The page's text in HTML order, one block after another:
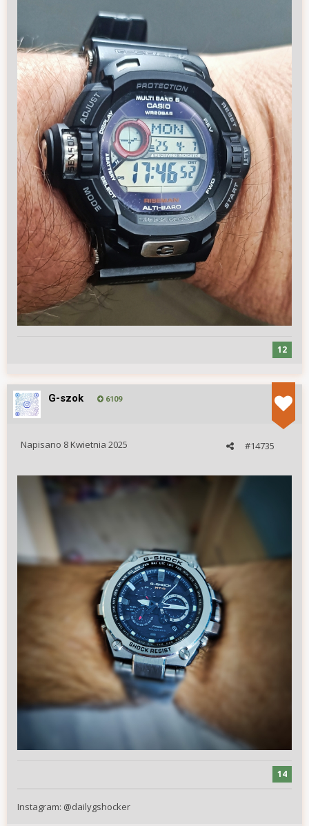
12
G-szok 6109
#14735
Napisano 8 Kwietnia 2025
14
Instagram: @dailygshocker